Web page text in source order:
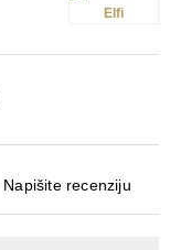
Napišite recenziju
Elfi